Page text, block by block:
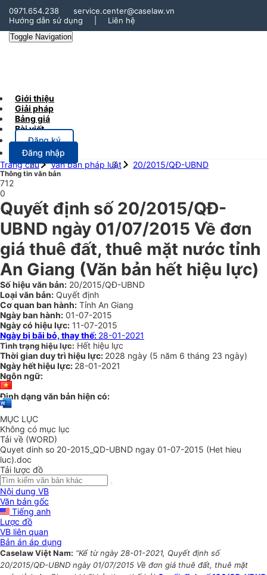
0971.654.238
service.center@caselaw.vn
Hướng dẫn sử dụng
Liên hệ
Toggle Navigation
Giới thiệu
Giải pháp
Bảng giá
Bài viết
Đăng ký
Đăng nhập
Trang chủ
Văn bản pháp luật 20/2015/QĐ-UBND
Thông tin văn bản
712
0
Quyết định số 20/2015/QĐ-
UBND ngày 01/07/2015 Về đơn
giá thuê đất, thuê mặt nước tỉnh
An Giang (Văn bản hết hiệu lực)
Số hiệu văn bản: 20/2015/QĐ-UBND
Loại văn bản: Quyết định
Cơ quan ban hành: Tỉnh An Giang
Ngày ban hành: 01-07-2015
Ngày có hiệu lực: 11-07-2015
Ngày bị bãi bỏ, thay thế: 28-01-2021
Tình trạng hiệu lực: Hết hiệu lực
Thời gian duy trì hiệu lực: 2028 ngày (5 năm 6 tháng 23 ngày)
Ngày hết hiệu lực: 28-01-2021
Ngôn ngữ:
Định dạng văn bản hiện có:
MỤC LỤC
Không có mục lục
Tải về (WORD)
Quyet dinh so 20-2015_QD-UBND ngay 01-07-2015 (Het hieu
luc).doc
Tải lược đồ
Nội dung VB
Văn bản gốc
Tiếng anh
Lược đồ
VB liên quan
Bản án áp dụng
Caselaw Việt Nam: “Kể từ ngày 28-01-2021, Quyết định số
20/2015/QĐ-UBND ngày 01/07/2015 Về đơn giá thuê đất, thuê mặt